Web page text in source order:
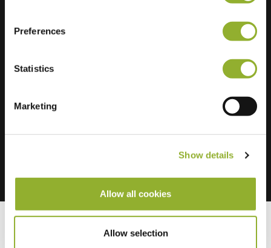
Preferences
Statistics
Marketing
Show details
Allow all cookies
Allow selection
Informations supplémentaires